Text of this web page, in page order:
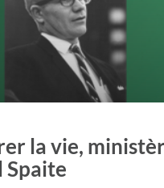
la vie,
Spaite